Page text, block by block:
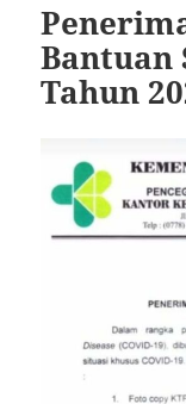
Bantuan
Tahun